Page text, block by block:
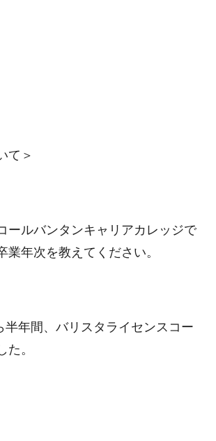
て＞
バンタンキャリアカレッジで
業年次を教えてください。
半年間、バリスタライセンスコー
た。